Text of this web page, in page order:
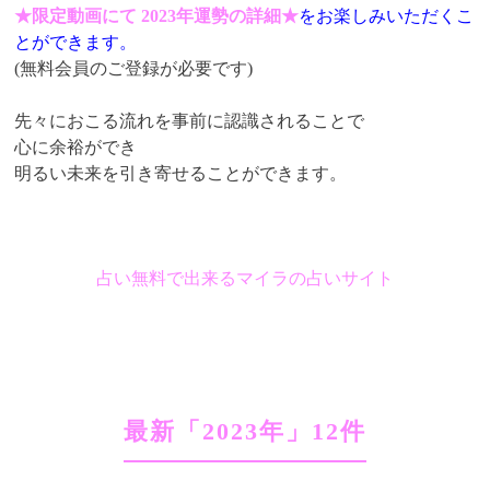
★限定動画にて 2023年運勢の詳細★をお楽しみいただくこ
とができます。
(無料会員のご登録が必要です)
先々におこる流れを事前に認識されることで
心に余裕ができ
明るい未来を引き寄せることができます。
占い無料で出来るマイラの占いサイト
最新「2023年」12件